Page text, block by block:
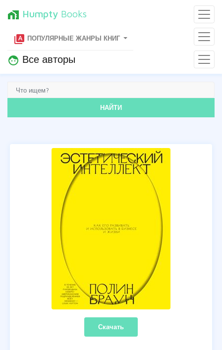
home_work Humpty Books
type_specimen ПОПУЛЯРНЫЕ ЖАНРЫ КНИГ
face Все авторы
НАЙТИ
Скачать